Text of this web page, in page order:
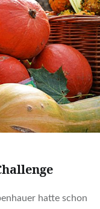
hatte schon